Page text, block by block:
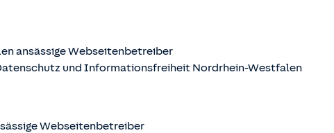
ansässige Webseitenbetreiber
und Informationsfreiheit Nordrhein-Westfalen
Webseitenbetreiber